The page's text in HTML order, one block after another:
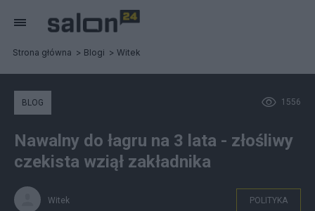
Strona główna Blogi Witek
1556
BLOG
Nawalny do łagru na 3 lata - złośliwy
czekista wziął zakładnika
Witek POLITYKA